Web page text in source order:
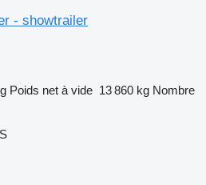
- showtrailer
Poids net à vide 13 860 kg Nombre